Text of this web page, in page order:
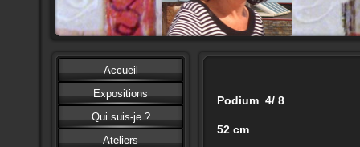
Accueil
Expositions
Qui suis-je ?
Ateliers
Podium 4/ 8
52 cm